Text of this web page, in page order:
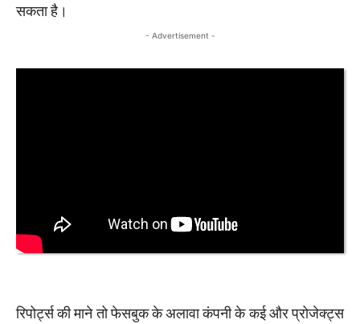
सकता है।
- Advertisement -
रिपोर्ट्स की माने तो फेसबुक के अलावा कंपनी के कई और प्रोजेक्ट्स